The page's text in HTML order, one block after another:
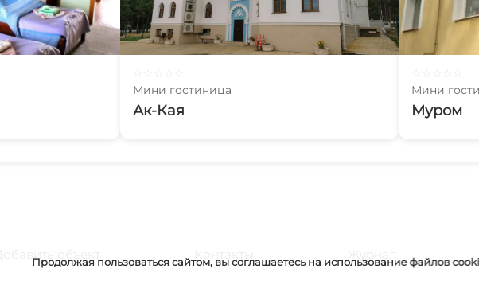
Мини гостиница
Ак-Кая
Мини
Муром
Продолжая пользоваться сайтом, вы соглашаетесь на использование файлов
Добавить объект